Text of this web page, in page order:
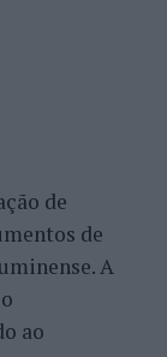
e
de
de
A
ao